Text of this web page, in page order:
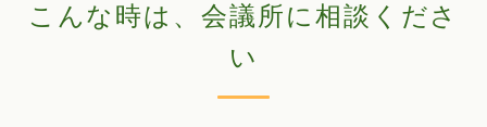
こんな時は、会議所に相談くださ
い